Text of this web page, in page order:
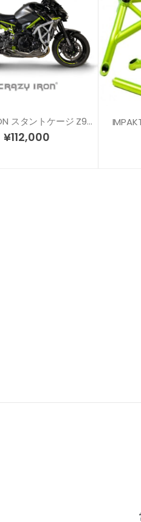
CRAZY IRON スタントケージ Z900 (20-)
¥112,000